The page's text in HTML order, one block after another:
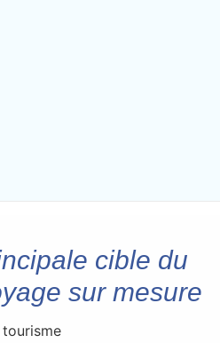
cible du
sur mesure
tourisme